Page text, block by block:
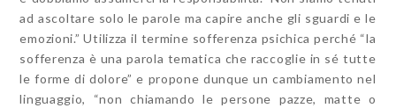
ad ascoltare solo le parole ma capire anche gli sguardi e le
emozioni.” Utilizza il termine sofferenza psichica perché “la
sofferenza è una parola tematica che raccoglie in sé tutte
le forme di dolore” e propone dunque un cambiamento nel
linguaggio, “non chiamando le persone pazze, matte o